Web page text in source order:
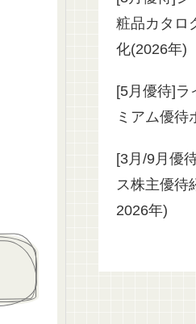
粧品カタロ
化(2026年)
[5月優待]ラ
ミアム優待
[3月/9月優
ス株主優待
2026年)